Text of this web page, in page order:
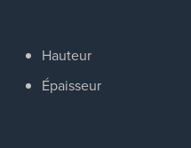
Hauteur
Épaisseur